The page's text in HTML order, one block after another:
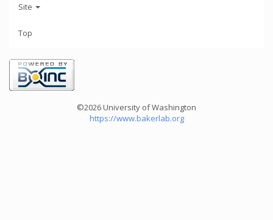
Site
Top
©2026 University of Washington
https://www.bakerlab.org